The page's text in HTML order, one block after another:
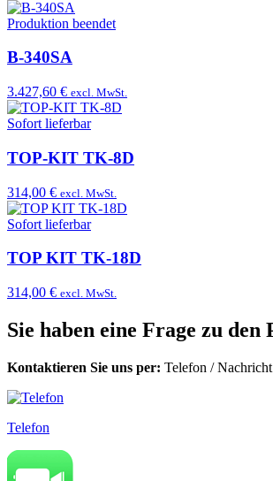
Produktion beendet
B-340SA
3.427,60 € excl. MwSt.
Sofort lieferbar
TOP-KIT TK-8D
314,00 € excl. MwSt.
Sofort lieferbar
TOP KIT TK-18D
314,00 € excl. MwSt.
Sie haben eine Frage zu den
Kontaktieren Sie uns per: Telefon /Nachricht
Telefon